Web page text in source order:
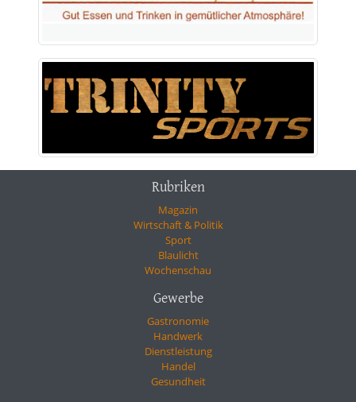
Rubriken
Magazin
Wirtschaft & Politik
Sport
Blaulicht
Wochenschau
Gewerbe
Gastronomie
Handwerk
Dienstleistung
Handel
Gesundheit